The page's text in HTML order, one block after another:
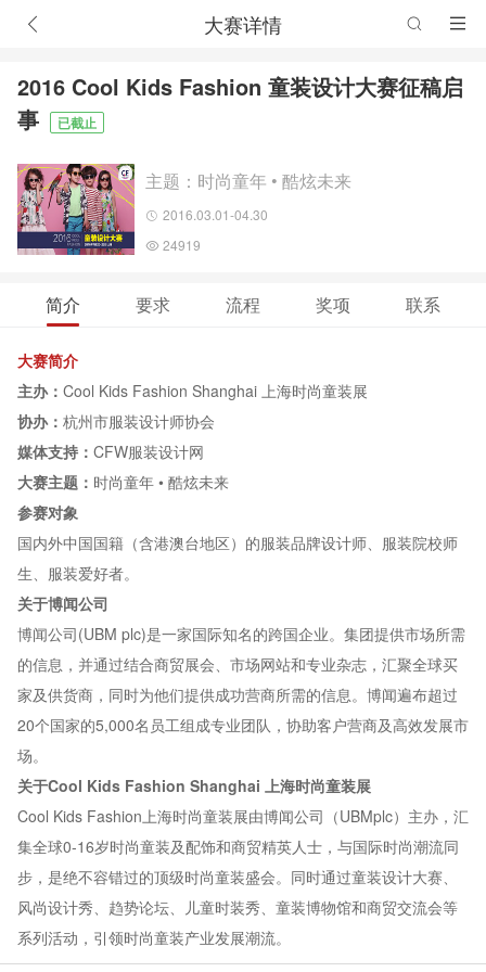
大赛详情
2016 Cool Kids Fashion 童装设计大赛征稿启
事
已截止
主题：时尚童年 • 酷炫未来
2016.03.01-04.30
24919
简介 要求 流程 奖项 联系
大赛简介
主办： Cool Kids Fashion Shanghai 上海时尚童装展
协办： 杭州市服装设计师协会
媒体支持： CFW服装设计网
大赛主题： 时尚童年 • 酷炫未来
参赛对象
国内外中国国籍（含港澳台地区）的服装品牌设计师、服装院校师
生、服装爱好者。
关于博闻公司
博闻公司(UBM plc)是一家国际知名的跨国企业。集团提供市场所需
的信息，并通过结合商贸展会、市场网站和专业杂志，汇聚全球买
家及供货商，同时为他们提供成功营商所需的信息。博闻遍布超过
20个国家的5,000名员工组成专业团队，协助客户营商及高效发展市
场。
关于Cool Kids Fashion Shanghai 上海时尚童装展
Cool Kids Fashion上海时尚童装展由博闻公司（UBMplc）主办，汇
集全球0-16岁时尚童装及配饰和商贸精英人士，与国际时尚潮流同
步，是绝不容错过的顶级时尚童装盛会。同时通过童装设计大赛、
风尚设计秀、趋势论坛、儿童时装秀、童装博物馆和商贸交流会等
系列活动，引领时尚童装产业发展潮流。